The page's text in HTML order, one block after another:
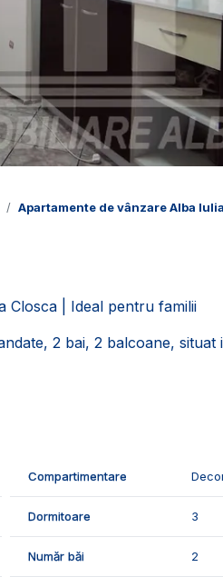
Apartamente de vânzare Alba
Closca | Ideal pentru familii
2 bai, 2 balcoane,
din:
Compartimentare
Dormitoare 3
Număr băi 2